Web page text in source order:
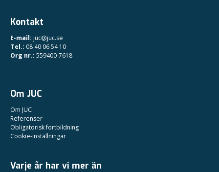
Kontakt
E-mail: juc@juc.se
Tel.: 08 40 06 54 10
Org nr.: 559400-7618
Om JUC
Om JUC
Referenser
Obligatorisk fortbildning
Cookie-inställningar
Varje år har vi mer än